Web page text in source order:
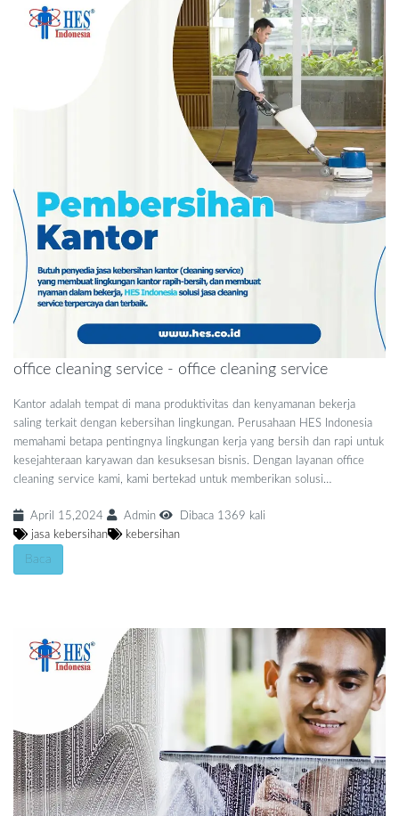
office cleaning service - office cleaning service
Kantor adalah tempat di mana produktivitas dan kenyamanan bekerja
saling terkait dengan kebersihan lingkungan. Perusahaan HES Indonesia
memahami betapa pentingnya lingkungan kerja yang bersih dan rapi untuk
kesejahteraan karyawan dan kesuksesan bisnis. Dengan layanan office
cleaning service kami, kami bertekad untuk memberikan solusi…
April 15,2024 Admin
Dibaca 1369 kali
jasa kebersihan
kebersihan
Baca